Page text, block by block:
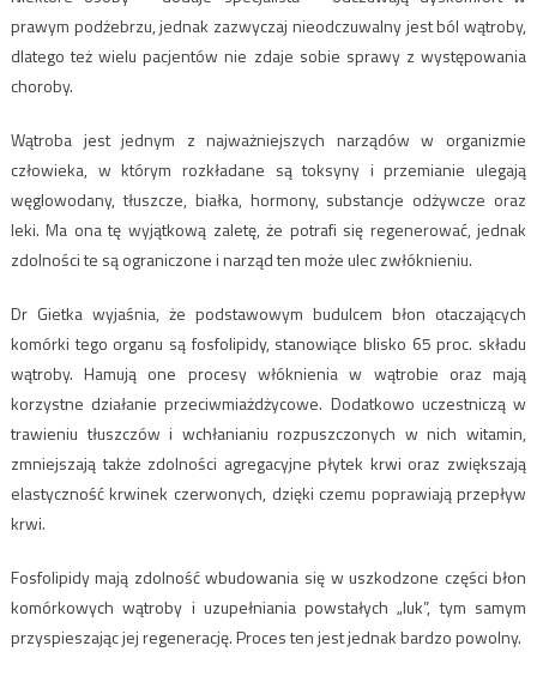
prawym podżebrzu, jednak zazwyczaj nieodczuwalny jest ból wątroby,
dlatego też wielu pacjentów nie zdaje sobie sprawy z występowania
choroby.
Wątroba jest jednym z najważniejszych narządów w organizmie
człowieka, w którym rozkładane są toksyny i przemianie ulegają
węglowodany, tłuszcze, białka, hormony, substancje odżywcze oraz
leki. Ma ona tę wyjątkową zaletę, że potrafi się regenerować, jednak
zdolności te są ograniczone i narząd ten może ulec zwłóknieniu.
Dr Gietka wyjaśnia, że podstawowym budulcem błon otaczających
komórki tego organu są fosfolipidy, stanowiące blisko 65 proc. składu
wątroby. Hamują one procesy włóknienia w wątrobie oraz mają
korzystne działanie przeciwmiażdżycowe. Dodatkowo uczestniczą w
trawieniu tłuszczów i wchłanianiu rozpuszczonych w nich witamin,
zmniejszają także zdolności agregacyjne płytek krwi oraz zwiększają
elastyczność krwinek czerwonych, dzięki czemu poprawiają przepływ
krwi.
Fosfolipidy mają zdolność wbudowania się w uszkodzone części błon
komórkowych wątroby i uzupełniania powstałych „luk”, tym samym
przyspieszając jej regenerację. Proces ten jest jednak bardzo powolny.